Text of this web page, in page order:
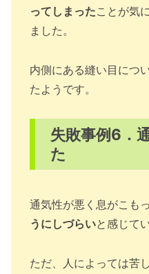
ってしまったことが気
ました。
内側にある縫い目につ
たようです。
失敗事例6．
た
通気性が悪く息がこも
うにしづらいと感じて
ただ、人によっては苦